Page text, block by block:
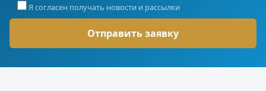
Я согласен получать новости и рассылки